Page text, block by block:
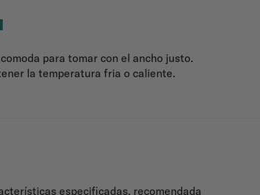
para tomar con el ancho justo.
la temperatura fria o caliente.
especificadas, recomendada